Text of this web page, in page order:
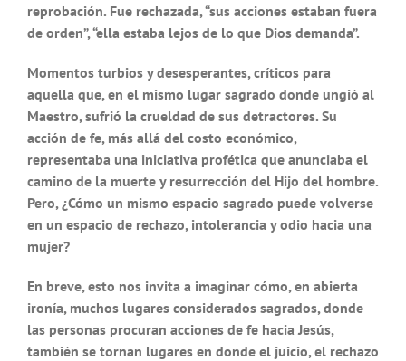
reprobación. Fue rechazada, “sus acciones estaban fuera
de orden”, “ella estaba lejos de lo que Dios demanda”.
Momentos turbios y desesperantes, críticos para
aquella que, en el mismo lugar sagrado donde ungió al
Maestro, sufrió la crueldad de sus detractores. Su
acción de fe, más allá del costo económico,
representaba una iniciativa profética que anunciaba el
camino de la muerte y resurrección del Hijo del hombre.
Pero, ¿Cómo un mismo espacio sagrado puede volverse
en un espacio de rechazo, intolerancia y odio hacia una
mujer?
En breve, esto nos invita a imaginar cómo, en abierta
ironía, muchos lugares considerados sagrados, donde
las personas procuran acciones de fe hacia Jesús,
también se tornan lugares en donde el juicio, el rechazo